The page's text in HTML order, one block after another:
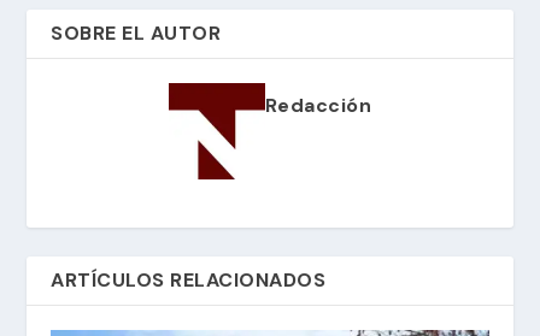
SOBRE EL AUTOR
Redacción
ARTÍCULOS RELACIONADOS